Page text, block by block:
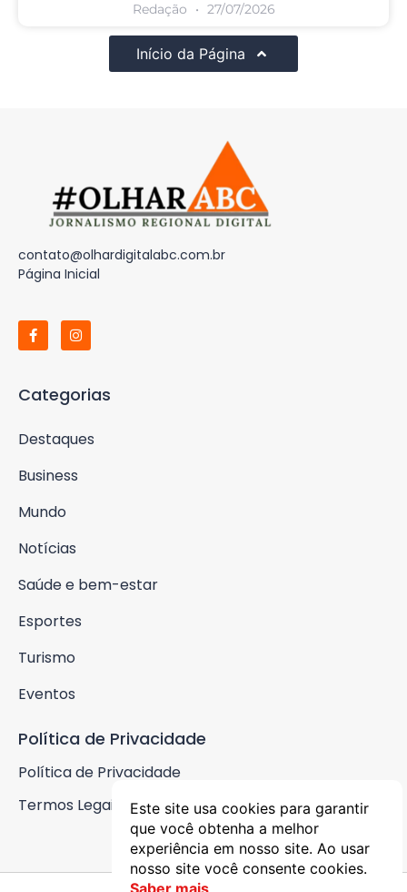
Redação 27/07/2026
Início da Página
contato@olhardigitalabc.com.br
Página Inicial
Categorias
Destaques
Business
Mundo
Notícias
Saúde e bem-estar
Esportes
Turismo
Eventos
Política de Privacidade
Política de Privacidade
Termos Legais
Este site usa cookies para garantir
que você obtenha a melhor
experiência em nosso site. Ao usar
nosso site você consente cookies.
Saber mais